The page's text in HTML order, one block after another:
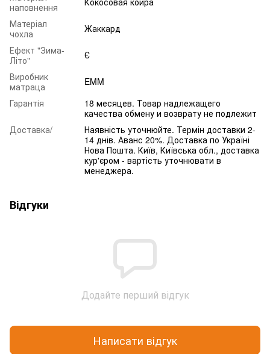
наповнення
Матеріал
чохла
Жаккард
Ефект "Зима-
Літо"
Є
Виробник
матраца
EMM
Гарантія
18 месяцев. Товар надлежащего
качества обмену и возврату не подлежит
Доставка/
Наявність уточнюйте. Термін доставки 2-
14 днів. Аванс 20%. Доставка по Україні
Нова Пошта. Київ, Київська обл., доставка
кур'єром - вартість уточнювати в
менеджера.
Відгуки
Додайте перший відгук
Написати відгук